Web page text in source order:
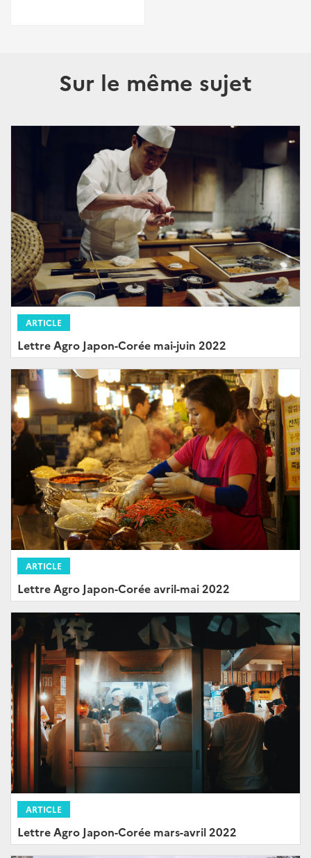
Sur le même sujet
ARTICLE
Lettre Agro Japon-Corée mai-juin 2022
ARTICLE
Lettre Agro Japon-Corée avril-mai 2022
ARTICLE
Lettre Agro Japon-Corée mars-avril 2022